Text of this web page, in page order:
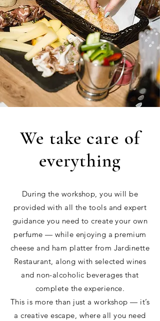
We take care of
everything
During the workshop, you will be
provided with all the tools and expert
guidance you need to create your own
perfume — while enjoying a premium
cheese and ham platter from Jardinette
Restaurant, along with selected wines
and non-alcoholic beverages that
complete the experience.
This is more than just a workshop — it’s
a creative escape, where all you need